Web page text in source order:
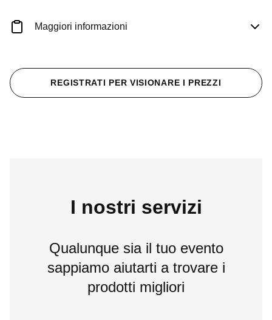
Maggiori informazioni
REGISTRATI PER VISIONARE I PREZZI
I nostri servizi
Qualunque sia il tuo evento
sappiamo aiutarti a trovare i
prodotti migliori